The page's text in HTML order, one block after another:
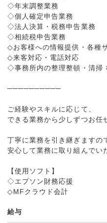
◇年末調整業務
◇個人確定申告業務
◇法人決算・税務申告業務
◇相続税申告業務
◇お客様への情報提供・各種
◇来客対応・電話対応
◇事務所内の整理整頓・清掃
──────────
ご経験やスキルに応じて、
できる業務から少しずつお任
丁寧に業務を引き継ぎますの
安心して業務に取り組んで
【使用ソフト】
◇エプソン財務応援
◇MFクラウド会計
給与